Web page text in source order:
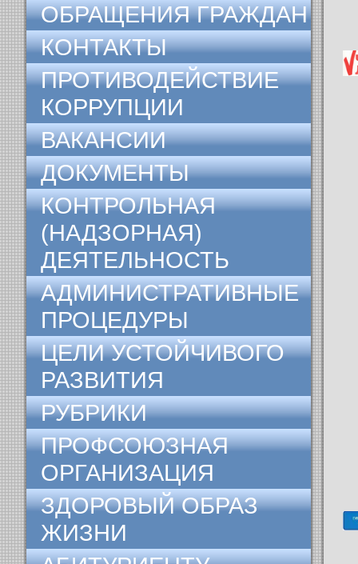
ОБРАЩЕНИЯ ГРАЖДАН
КОНТАКТЫ
ПРОТИВОДЕЙСТВИЕ
КОРРУПЦИИ
ВАКАНСИИ
ДОКУМЕНТЫ
КОНТРОЛЬНАЯ
(НАДЗОРНАЯ)
ДЕЯТЕЛЬНОСТЬ
АДМИНИСТРАТИВНЫЕ
ПРОЦЕДУРЫ
ЦЕЛИ УСТОЙЧИВОГО
РАЗВИТИЯ
РУБРИКИ
ПРОФСОЮЗНАЯ
ОРГАНИЗАЦИЯ
ЗДОРОВЫЙ ОБРАЗ
ЖИЗНИ